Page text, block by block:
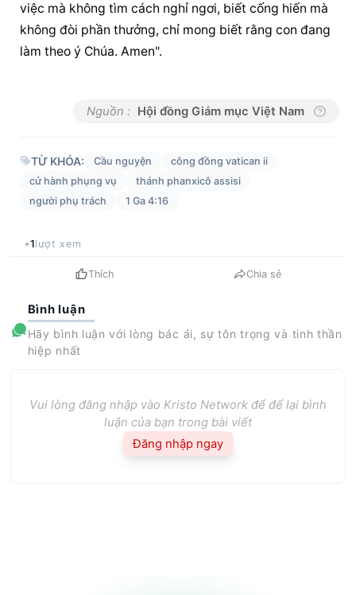
việc mà không tìm cách nghỉ ngơi, biết cống hiến mà
không đòi phần thưởng, chỉ mong biết rằng con đang
làm theo ý Chúa. Amen".
Nguồn : Hội đồng Giám mục Việt Nam
TỪ KHÓA: Cầu nguyện
công đồng vatican ii
cử hành phụng vụ
thánh phanxicô assisi
người phụ trách
1 Ga 4:16
1lượt xem
Thích Chia sẻ
Bình luận
Hãy bình luận với lòng bác ái, sự tôn trọng và tinh thần
hiệp nhất
Vui lòng đăng nhập vào Kristo Network để để lại bình
luận của bạn trong bài viết
Đăng nhập ngay